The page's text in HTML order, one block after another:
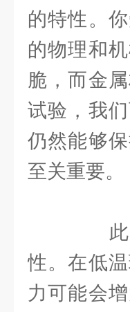
的特性。
的物理和
脆，而金
试验，我
仍然能够
至关重要。
此外
性。在低
力可能会